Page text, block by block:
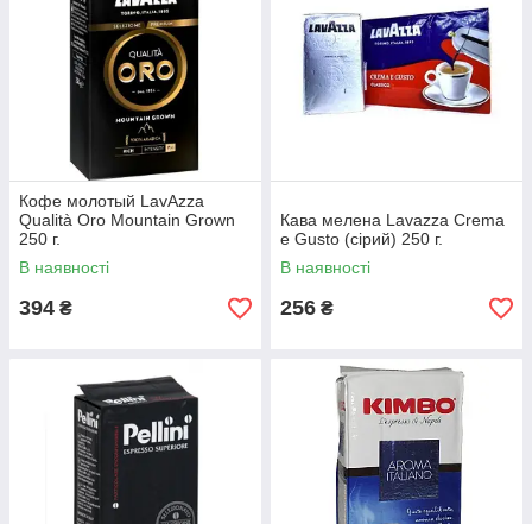
Кофе молотый LavAzza
Qualità Oro Mountain Grown
250 г.
В наявності
394 ₴
Кава мелена Lavazza Crema
e Gusto (сірий) 250 г.
В наявності
256 ₴